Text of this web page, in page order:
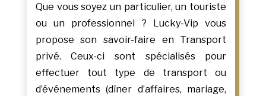
Que vous soyez un particulier, un touriste
ou un professionnel ? Lucky-Vip vous
propose son savoir-faire en Transport
privé. Ceux-ci sont spécialisés pour
effectuer tout type de transport ou
d’événements (dîner d’affaires, mariage,